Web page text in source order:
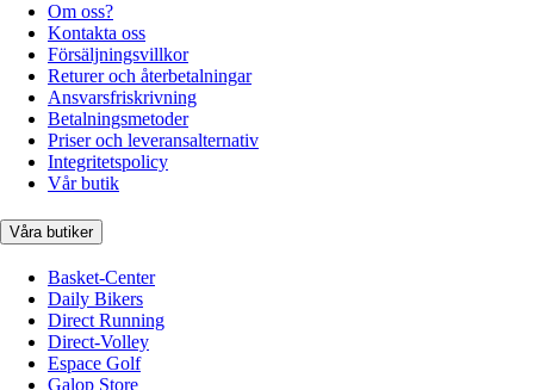
Om oss?
Kontakta oss
Försäljningsvillkor
Returer och återbetalningar
Ansvarsfriskrivning
Betalningsmetoder
Priser och leveransalternativ
Integritetspolicy
Vår butik
Våra butiker
Basket-Center
Daily Bikers
Direct Running
Direct-Volley
Espace Golf
Galop Store